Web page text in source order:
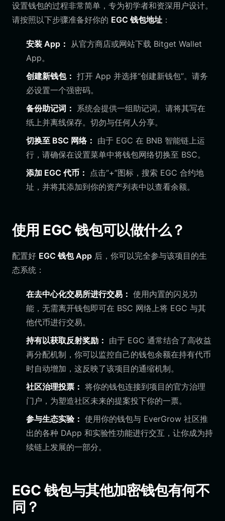
设置钱包的过程非常简单，专为初学者和资深用户设计。
请按照以下步骤准备好你的 EGC 钱包地址 ：
安装 App： 从官方商店或网站下载 Bitget Wallet
App。
创建新钱包： 打开 App 并选择“创建新钱包”。请务
必设置一个强密码。
备份助记词： 系统会提供一组助记词。请将其写在
纸上并离线保存。切勿与任何人分享。
切换至 BSC 网络： 由于 EGC 在 BNB 智能链上运
行，请确保在设置菜单中将钱包网络切换至 BSC。
添加 EGC 代币：
点击“+”图标，搜索 EGC 合约地
址，并将其添加到你的资产列表中以查看余额。
使用 EGC 钱包可以做什么？
配置好 EGC 钱包 App 后，你可以完全参与该项目的生
态系统：
在去中心化交易所进行交易： 使用内置的闪兑功
能，无需离开钱包即可在 BSC 网络上将 EGC 与其
他代币进行交易。
持有以获取反射奖励： 由于 EGC 通常结合了高收益
再分配机制，你可以监控自己的钱包余额在持有代币
时自动增加，这反映了该项目的通缩机制。
社区治理投票： 将你的钱包连接到项目的官方治理
门户，为塑造社区未来的提案投下你的一票。
参与生态实验： 使用你的钱包与 EverGrow 社区推
出的各种 DApp 和实验性功能进行交互，让你成为持
续链上发展的一部分。
EGC 钱包与其他加密钱包有何不
同？